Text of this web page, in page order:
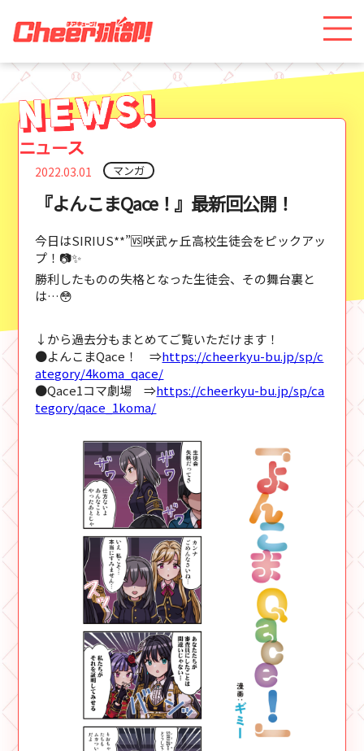
2022.03.01 マンガ
『よんこまQace！』最新回公開！
今日はSIRIUS**”🆚咲武ヶ丘高校生徒会をピックアッ
プ！📷✨
勝利したものの失格となった生徒会、その舞台裏と
は…😳
↓から過去分もまとめてご覧いただけます！
●よんこまQace！ ⇒https://cheerkyu-bu.jp/sp/c
ategory/4koma_qace/
●Qace1コマ劇場 ⇒https://cheerkyu-bu.jp/sp/ca
tegory/qace_1koma/